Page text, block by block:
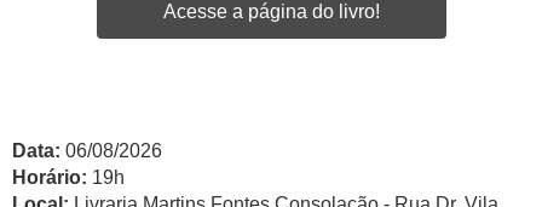
Acesse a página do livro!
Data: 06/08/2026
Horário: 19h